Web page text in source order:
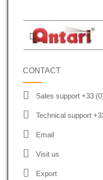
CONTACT
Sales support +33
Technical support
Email
Visit us
Export